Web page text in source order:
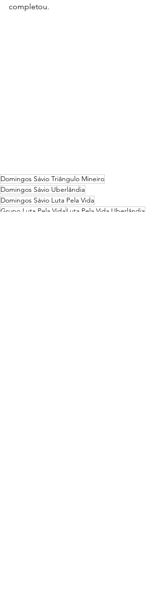
completou.
Domingos Sávio Triângulo Mineiro
Domingos Sávio Uberlândia
Domingos Sávio Luta Pela Vida
Grupo Luta Pela VidaLuta Pela Vida Uberlândia